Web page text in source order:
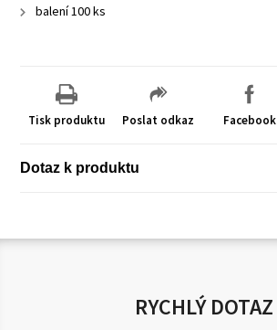
balení 100 ks
Tisk produktu Poslat odkaz Facebook
Dotaz k produktu
RYCHLÝ DOTAZ